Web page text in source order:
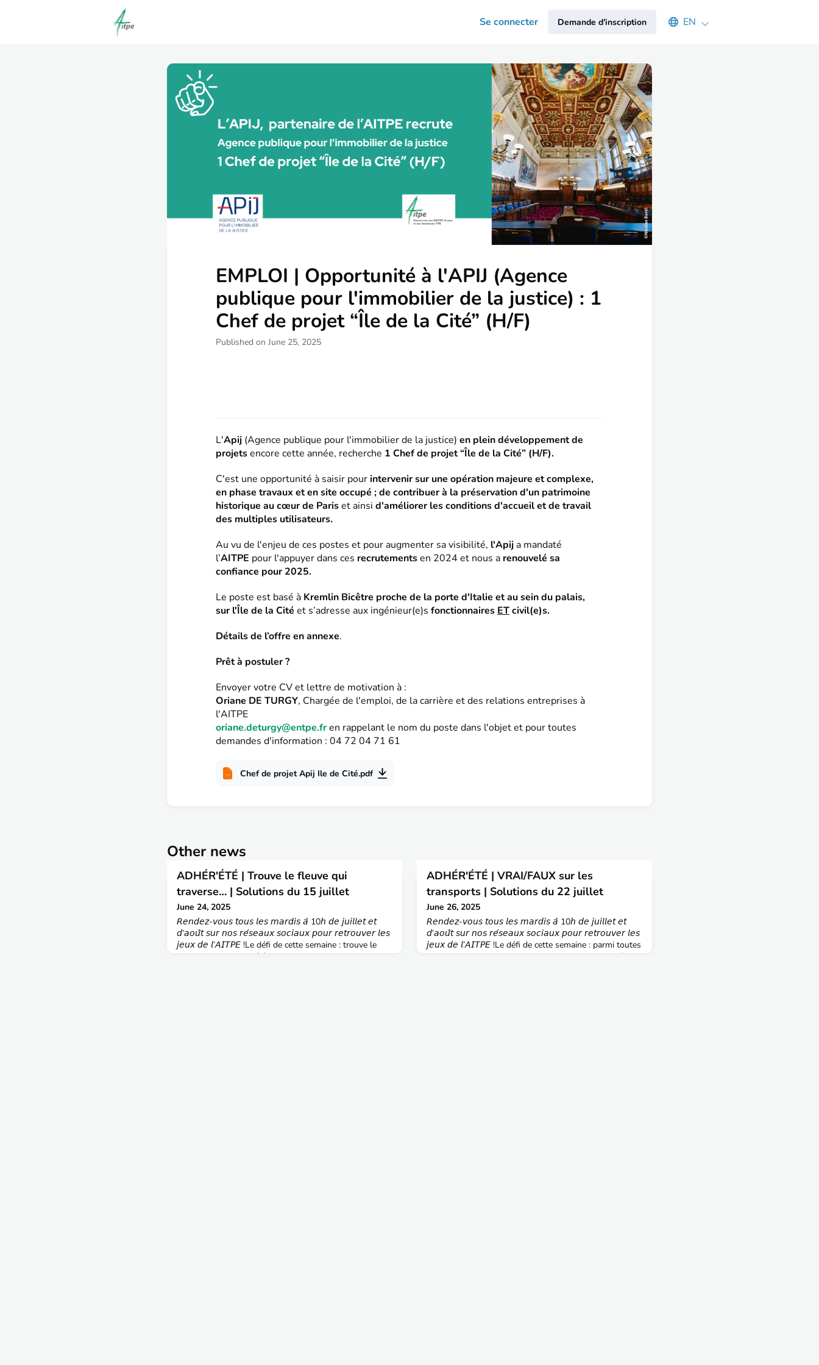
Offres d'emploi dépôt/consultation Votre association
Clubs | Promos
Se connecter Demande d'inscription Select an available language
EN
EMPLOI | Opportunité à l'APIJ (Agence
publique pour l'immobilier de la justice) : 1
Chef de projet “Île de la Cité” (H/F)
Published on June 25, 2025
L'Apij (Agence publique pour l'immobilier de la justice) en plein développement de
projetsencore cette année, recherche 1 Chef de projet “Île de la Cité” (H/F).
C'est une opportunité à saisir pourintervenir sur une opération majeure et complexe,
en phase travaux et en site occupé ; de contribuer à la préservation d'un patrimoine
historique au cœur de Pariset ainsi d'améliorer les conditions d'accueil et de travail
des multiples utilisateurs.
Au vu de l'enjeu de ces postes et pour augmenter sa visibilité, l'Apija mandaté
l’AITPE pour l'appuyer dans ces recrutementsen 2024 et nous a renouvelé sa
confiance pour 2025.
Le poste est basé à Kremlin Bicêtre proche de la porte d'Italie et au sein du palais,
sur l'Île de la Cité et s’adresse aux ingénieur(e)s fonctionnairesETcivil(e)s.
Détails de l’offre en annexe.
Prêt à postuler ?
Envoyer votre CV et lettre de motivation à :
Oriane DE TURGY, Chargée de l'emploi, de la carrière et des relations entreprises à
l'AITPE
oriane.deturgy@entpe.fren rappelant le nom du poste dans l'objet et pour toutes
demandes d'information : 04 72 04 71 61
Chef de projet Apij Ile de Cité.pdf
Other news
ADHÉR'ÉTÉ | Trouve le fleuve qui
traverse… | Solutions du 15 juillet
June 24, 2025
𝘙𝘦𝘯𝘥𝘦𝘻-𝘷𝘰𝘶𝘴 𝘵𝘰𝘶𝘴 𝘭𝘦𝘴 𝘮𝘢𝘳𝘥𝘪𝘴 𝘢̀ 10𝘩 𝘥𝘦 𝘫𝘶𝘪𝘭𝘭𝘦𝘵 𝘦𝘵
𝘥’𝘢𝘰𝘶̂𝘵 𝘴𝘶𝘳 𝘯𝘰𝘴 𝘳𝘦́𝘴𝘦𝘢𝘶𝘹 𝘴𝘰𝘤𝘪𝘢𝘶𝘹 𝘱𝘰𝘶𝘳 𝘳𝘦𝘵𝘳𝘰𝘶𝘷𝘦𝘳 𝘭𝘦𝘴
𝘫𝘦𝘶𝘹 𝘥𝘦 𝘭’𝘈𝘐𝘛𝘗𝘌 !Le défi de cette semaine : trouve le
fleuve qui traverse (télécharge le fichier joint en annexe)
ADHÉR'ÉTÉ | VRAI/FAUX sur les
transports | Solutions du 22 juillet
June 26, 2025
𝘙𝘦𝘯𝘥𝘦𝘻-𝘷𝘰𝘶𝘴 𝘵𝘰𝘶𝘴 𝘭𝘦𝘴 𝘮𝘢𝘳𝘥𝘪𝘴 𝘢̀ 10𝘩 𝘥𝘦 𝘫𝘶𝘪𝘭𝘭𝘦𝘵 𝘦𝘵
𝘥’𝘢𝘰𝘶̂𝘵 𝘴𝘶𝘳 𝘯𝘰𝘴 𝘳𝘦́𝘴𝘦𝘢𝘶𝘹 𝘴𝘰𝘤𝘪𝘢𝘶𝘹 𝘱𝘰𝘶𝘳 𝘳𝘦𝘵𝘳𝘰𝘶𝘷𝘦𝘳 𝘭𝘦𝘴
𝘫𝘦𝘶𝘹 𝘥𝘦 𝘭’𝘈𝘐𝘛𝘗𝘌 !Le défi de cette semaine : parmi toutes
ces propositions, retrouvez celles qui sont vraies :V/F -